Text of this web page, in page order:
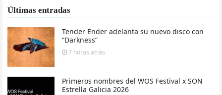
Últimas entradas
Tender Ender adelanta su nuevo disco con
“Darkness”
7 horas atrás
Primeros nombres del WOS Festival x SON
Estrella Galicia 2026